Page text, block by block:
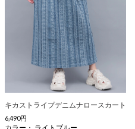
キカストライプデニムナロースカート
6,490円